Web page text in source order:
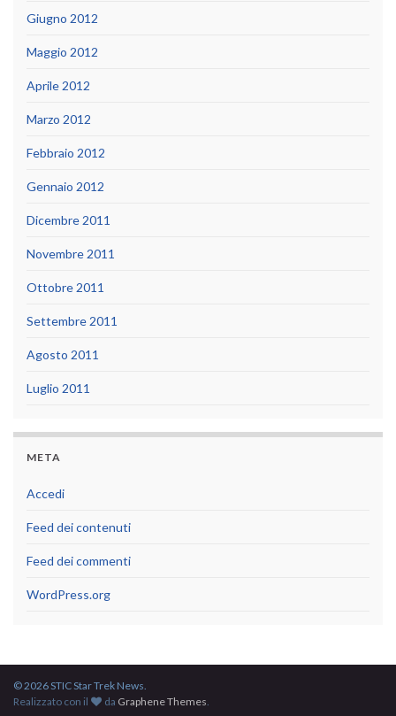
Giugno 2012
Maggio 2012
Aprile 2012
Marzo 2012
Febbraio 2012
Gennaio 2012
Dicembre 2011
Novembre 2011
Ottobre 2011
Settembre 2011
Agosto 2011
Luglio 2011
META
Accedi
Feed dei contenuti
Feed dei commenti
WordPress.org
© 2026 STIC Star Trek News.
Realizzato con il
da Graphene Themes